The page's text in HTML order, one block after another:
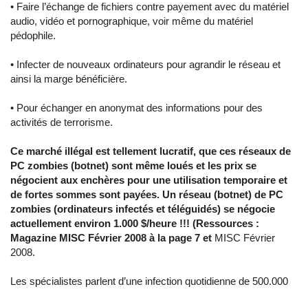
• Faire l’échange de fichiers contre payement avec du matériel
audio, vidéo et pornographique, voir même du matériel
pédophile.
• Infecter de nouveaux ordinateurs pour agrandir le réseau et
ainsi la marge bénéficière.
• Pour échanger en anonymat des informations pour des
activités de terrorisme.
Ce marché illégal est tellement lucratif, que ces réseaux de
PC zombies (botnet) sont même loués et les prix se
négocient aux enchères pour une utilisation temporaire et
de fortes sommes sont payées. Un réseau (botnet) de PC
zombies (ordinateurs infectés et téléguidés) se négocie
actuellement environ 1.000 $/heure !!! (Ressources :
Magazine MISC Février 2008 à la page 7 et MISC Février
2008.
Les spécialistes parlent d’une infection quotidienne de 500.000